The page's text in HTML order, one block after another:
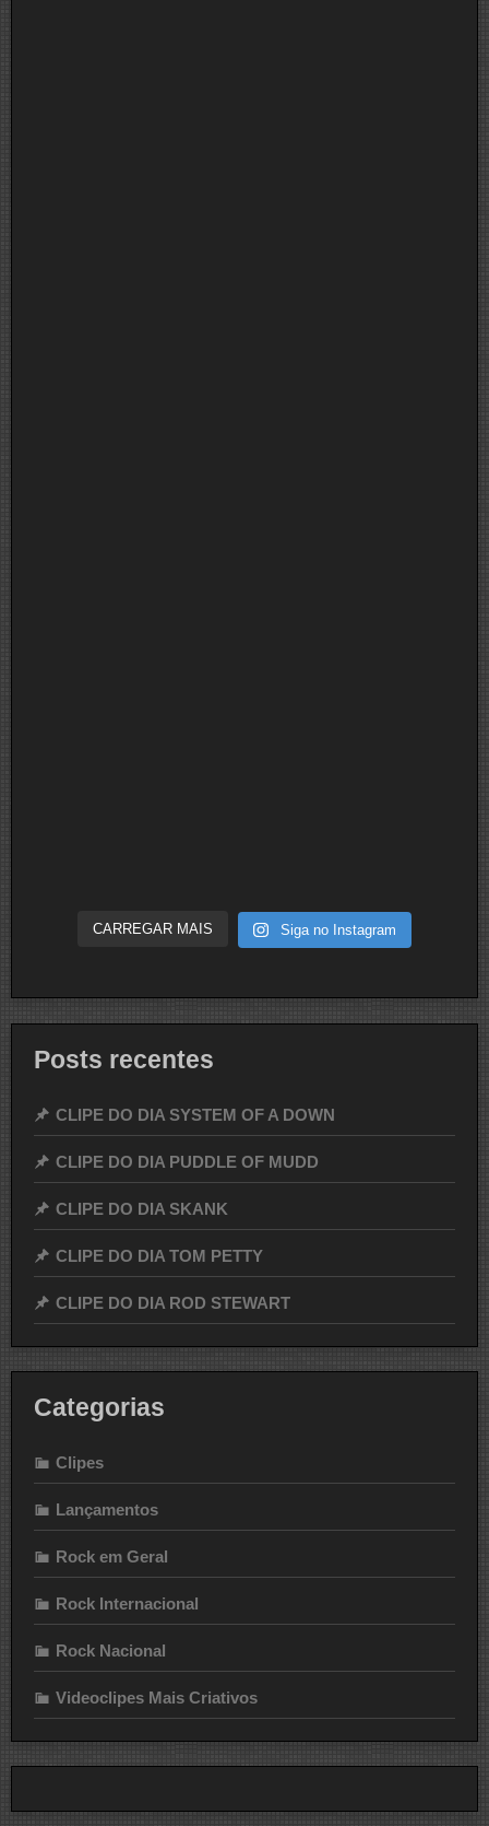
CARREGAR MAIS Siga no Instagram
Posts recentes
CLIPE DO DIA SYSTEM OF A DOWN
CLIPE DO DIA PUDDLE OF MUDD
CLIPE DO DIA SKANK
CLIPE DO DIA TOM PETTY
CLIPE DO DIA ROD STEWART
Categorias
Clipes
Lançamentos
Rock em Geral
Rock Internacional
Rock Nacional
Videoclipes Mais Criativos